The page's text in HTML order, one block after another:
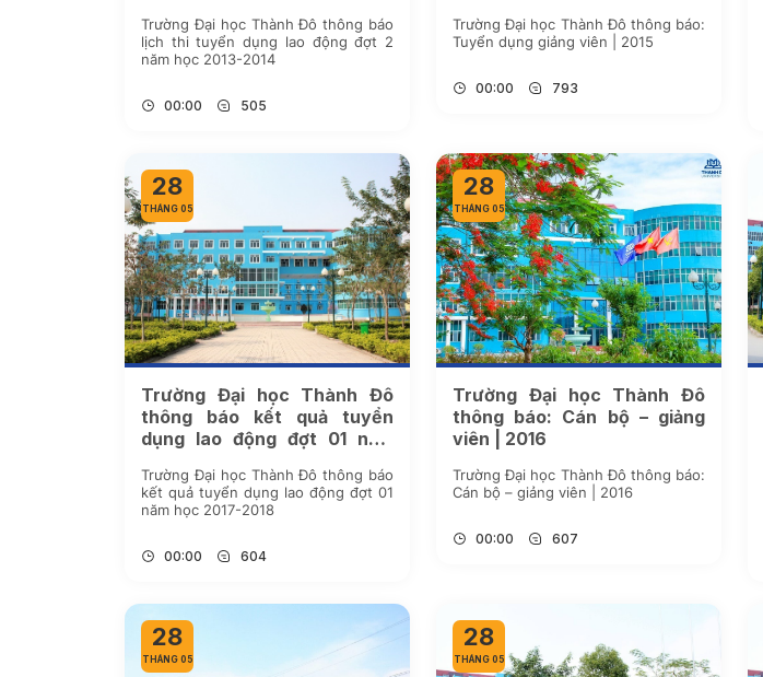
Trường Đại học Thành Đô thông báo
lịch thi tuyển dụng lao động đợt 2
năm học 2013-2014
00:00 505
Trường Đại học Thành Đô thông báo:
Tuyển dụng giảng viên | 2015
00:00 793
28
THÁNG 05
Trường Đại học Thành Đô
thông báo kết quả tuyển
dụng lao động đợt 01 năm
Trường Đại học Thành Đô thông báo
kết quả tuyển dụng lao động đợt 01
năm học 2017-2018
00:00 604
28
THÁNG 05
Trường Đại học Thành Đô
thông báo: Cán bộ – giảng
viên | 2016
Trường Đại học Thành Đô thông báo:
Cán bộ – giảng viên | 2016
00:00 607
28
THÁNG 05
28
THÁNG 05